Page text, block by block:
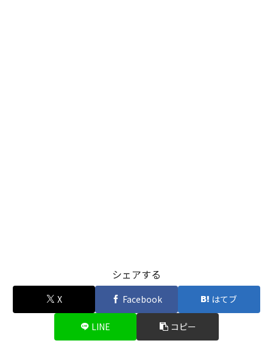
シェアする
X Facebook はてブ
LINE コピー